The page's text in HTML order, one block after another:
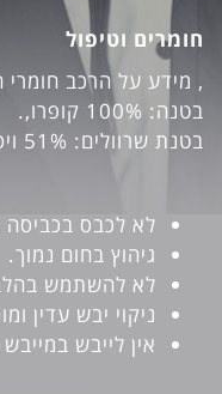
חומרים וטיפול
, מידע על הרכב חומרי החליפה:
בטנה: 100% קופרו,.
בטנת שרוולים: 51% ויסקוזה, 49% אצטאט.
לא לכבס בכביסה
גיהוץ בחום נמוך.
לא להשתמש
ניקוי יבש עדין
אין לייבש